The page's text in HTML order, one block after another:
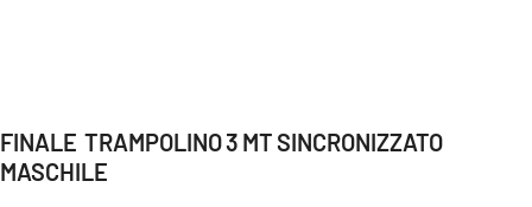
FINALE TRAMPOLINO 3 MT SINCRONIZZATO
MASCHILE